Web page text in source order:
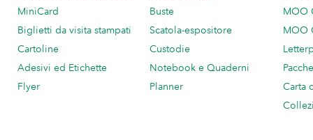
MiniCard
Biglietti da visita stampati
Cartoline
Adesivi ed Etichette
Flyer
Buste
Scatola-espositore
Custodie
Notebook e Quaderni
Planner
MOO
MOO
Carta